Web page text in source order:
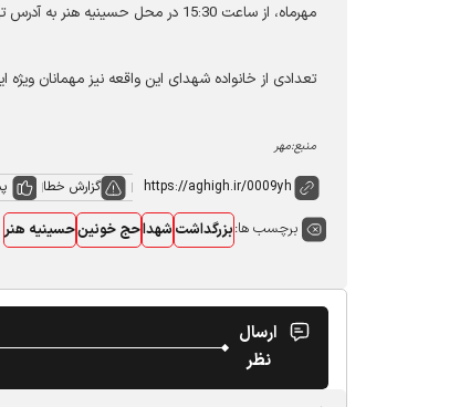
مهرماه، از ساعت 15:30 در محل حسینیه هنر به آدرس تهران، خیابان 16 آذر، رو به‌روی خیابان پورسینا، پلاک 60 برگزار می شود.
تعدادی از خانواده شهدای این واقعه نیز مهمانان
منبع:مهر
گزارش خطا
برچسب ها:بزرگداشت شهداحج خونینحسینیه هنر
ارسال
نظر